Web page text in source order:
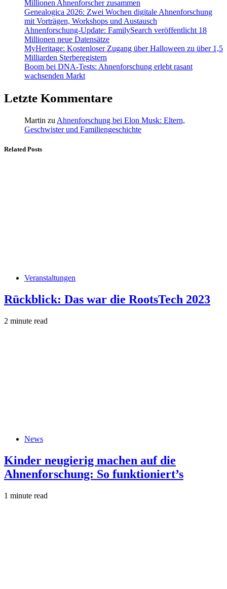
Millionen Ahnenforscher zusammen
Genealogica 2026: Zwei Wochen digitale Ahnenforschung
mit Vorträgen, Workshops und Austausch
Ahnenforschung-Update: FamilySearch veröffentlicht 18
Millionen neue Datensätze
MyHeritage: Kostenloser Zugang über Halloween zu über 1,5
Milliarden Sterberegistern
Boom bei DNA-Tests: Ahnenforschung erlebt rasant
wachsenden Markt
Letzte Kommentare
Martin zu Ahnenforschung bei Elon Musk: Eltern,
Geschwister und Familiengeschichte
Related Posts
Veranstaltungen
Rückblick: Das war die RootsTech 2023
2 minute read
News
Kinder neugierig machen auf die
Ahnenforschung: So funktioniert’s
1 minute read